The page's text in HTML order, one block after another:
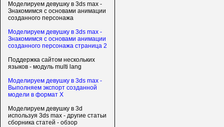
Моделируем девушку в 3ds max -
Знакомимся с основами анимации
созданного персонажа
Моделируем девушку в 3ds max -
Знакомимся с основами анимации
созданного персонажа страница 2
Поддержка сайтом нескольких
языков - модуль multi lang
Моделируем девушку в 3ds max -
Выполняем экспорт созданной
модели в формат X
Моделируем девушку в 3d
используя 3ds max - другие статьи
сборника статей - обзор